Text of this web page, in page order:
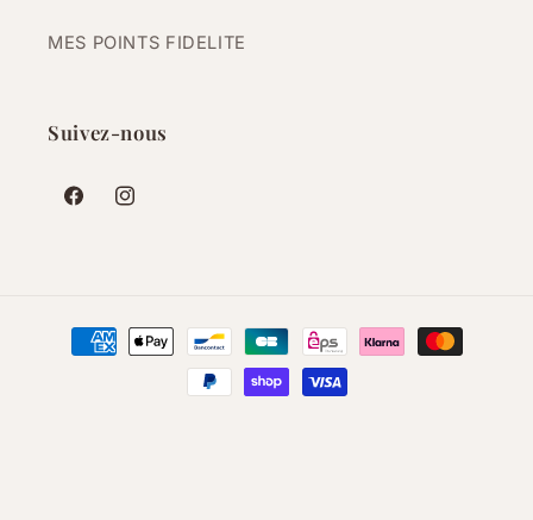
MES POINTS FIDELITE
Suivez-nous
FacebookInstagram
Moyens